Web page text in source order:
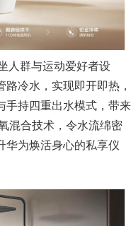
人群与运动爱好者设
冷水，实现即开即热，
手持四重出水模式，带来
混合技术，令水流绵密
华为焕活身心的私享仪